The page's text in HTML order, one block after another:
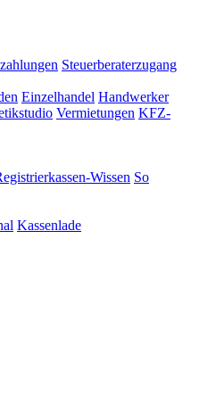
Steuerberaterzugang
Einzelhandel Handwerker
Vermietungen KFZ-
Wissen So
Kassenlade